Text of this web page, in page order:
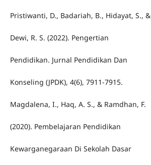
Pristiwanti, D., Badariah, B., Hidayat, S., &
Dewi, R. S. (2022). Pengertian
Pendidikan. Jurnal Pendidikan Dan
Konseling (JPDK), 4(6), 7911-7915.
Magdalena, I., Haq, A. S., & Ramdhan, F.
(2020). Pembelajaran Pendidikan
Kewarganegaraan Di Sekolah Dasar